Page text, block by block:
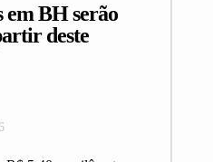
em BH serão
deste